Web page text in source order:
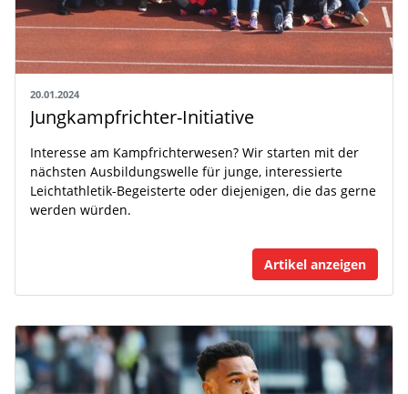
20.01.2024
Jungkampfrichter-Initiative
Interesse am Kampfrichterwesen? Wir starten mit der
nächsten Ausbildungswelle für junge, interessierte
Leichtathletik-Begeisterte oder diejenigen, die das gerne
werden würden.
Artikel anzeigen